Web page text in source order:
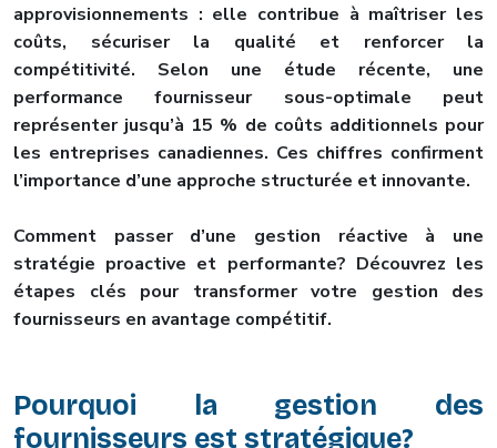
approvisionnements : elle contribue à maîtriser les
coûts, sécuriser la qualité et renforcer la
compétitivité. Selon une étude récente, une
performance fournisseur sous-optimale peut
représenter jusqu’à 15 % de coûts additionnels pour
les entreprises canadiennes. Ces chiffres confirment
l’importance d’une approche structurée et innovante.
Comment passer d’une gestion réactive à une
stratégie proactive et performante? Découvrez les
étapes clés pour transformer votre gestion des
fournisseurs en avantage compétitif.
Pourquoi la gestion des
fournisseurs est stratégique?